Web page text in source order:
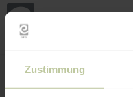
Zustimmung